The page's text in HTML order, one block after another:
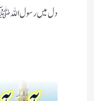
دل میں رسول اللہ